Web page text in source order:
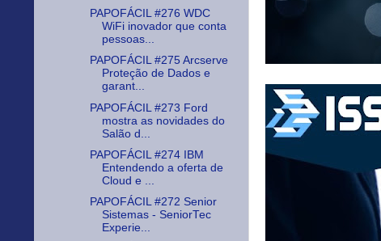
PAPOFÁCIL #276 WDC
WiFi inovador que conta
pessoas...
PAPOFÁCIL #275 Arcserve
Proteção de Dados e
garant...
PAPOFÁCIL #273 Ford
mostra as novidades do
Salão d...
PAPOFÁCIL #274 IBM
Entendendo a oferta de
Cloud e ...
PAPOFÁCIL #272 Senior
Sistemas - SeniorTec
Experie...